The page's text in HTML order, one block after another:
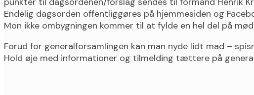
Endelig dagsorden offentliggøres på hjemmesiden og
Mon ikke ombygningen kommer til at fylde en hel del på
Forud for generalforsamlingen kan man nyde lidt mad –
Hold øje med informationer og tilmelding tættere på